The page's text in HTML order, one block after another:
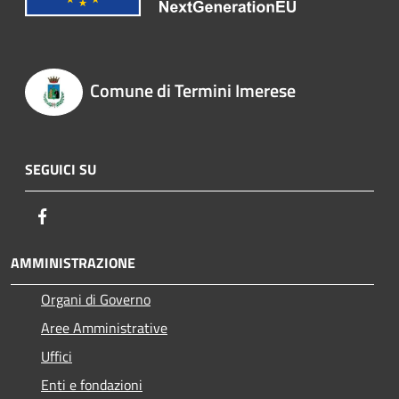
Comune di Termini Imerese
SEGUICI SU
AMMINISTRAZIONE
Organi di Governo
Aree Amministrative
Uffici
Enti e fondazioni